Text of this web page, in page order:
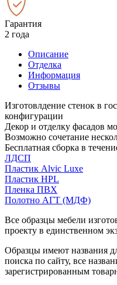
Гарантия
2 года
Описание
Отделка
Информация
Отзывы
Изготовлдение стенок в
конфигурации
Декор и отделку фасадов
Возможно сочетание
Бесплатная сборка в
ЛДСП
Пластик Alvic Luxe
Пластик HPL
Пленка ПВХ
Полотно АГТ (МДФ)
Все образцы мебели
проекту в единственном
Образцы имеют названия
поиска по сайту, все
зарегистрированным